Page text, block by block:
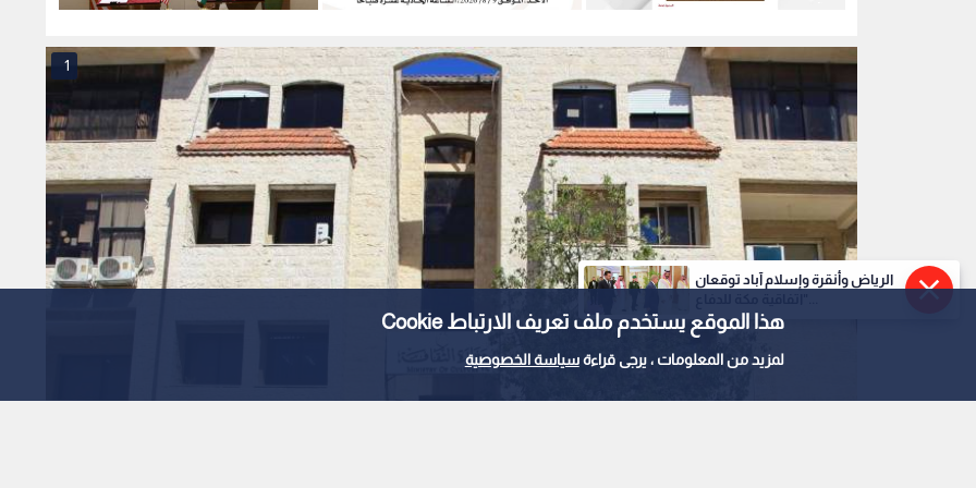
هذا الموقع يستخدم ملف تعريف الارتباط Cookie
لمزيد من المعلومات ، يرجى قراءةسياسة الخصوصية
354.6 مليون دولار
الأردنية" الأحد المقبل
1
الرياض وأنقرة وإسلام آباد توقعان